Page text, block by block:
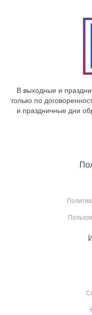
В выходные и
только по
и праздничные дни